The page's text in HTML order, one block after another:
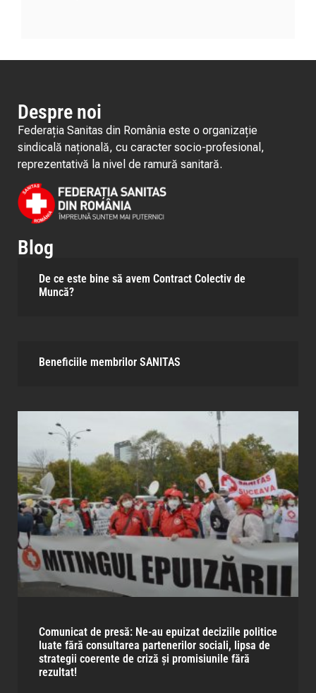
Despre noi
Federația Sanitas din România este o organizație
sindicală națională, cu caracter socio-profesional,
reprezentativă la nivel de ramură sanitară.
Blog
De ce este bine să avem Contract Colectiv de
Muncă?
Beneficiile membrilor SANITAS​
Comunicat de presă: Ne-au epuizat deciziile politice
luate fără consultarea partenerilor sociali, lipsa de
strategii coerente de criză și promisiunile fără
rezultat!